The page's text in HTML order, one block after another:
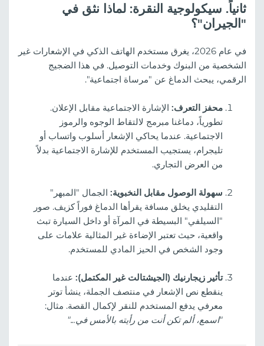
ثانياً. سيكولوجية النقرة: لماذا نثق في
"الجيران"؟
في عام 2026، يغرق مستخدم الهاتف الذكي في الإشعارات غير
الشخصية من البنوك وخدمات التوصيل. في هذا الضجيج
الرقمي، يبحث الدماغ عن "مرساة اجتماعية".
محفز التعرف: الإشارة الاجتماعية مقابل الإعلان.
تطورياً، دماغنا مبرمج لالتقاط الوجوه والرموز
الاجتماعية. عندما يحاكي الإشعار أسلوب واتساب أو
تليجرام، يستجيب المستخدم للإشارة الاجتماعية بدلاً
من العرض التجاري.
سهولة الوصول مقابل النخبوية: الجمال "المبهر"
التقليدي يخلق مسافة يقرأها الدماغ فوراً كزيف. صور
"السيلفي" البسيطة في المرآة أو داخل السيارة تبث
واقعية، حيث تعتبر الإضاءة غير المثالية علامات على
وجود الشخص في الحيز المادي للمستخدم.
تأثير زيجارنيك (الجيشتالت غير المكتمل): عندما
ينقطع نص الإشعار في منتصف الجملة، ينشأ توتر
معرفي يدفع المستخدم للنقر لإكمال القصة. مثال:
"اسمع، ألم تكن أنت من رأيته بالأمس في..."